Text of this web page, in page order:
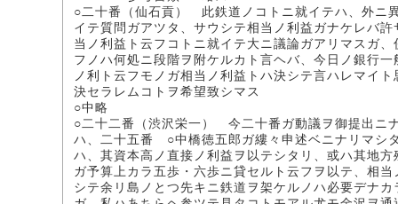
○二十番（仙石貢） 此鉄道ノコトニ就イテハ、外ニ
イテ質問ガアツタ、サウシテ相当ノ利益ガナケレバ
当ノ利益ト云フコトニ就イテ大ニ議論ガアリマスガ
フノハ何処ニ段階ヲ附ケルカト言ヘバ、今日ノ銀行
ノ利ト云フモノガ相当ノ利益トハ決シテ言ハレマイ
決セラレムコトヲ希望致シマス
○中略
○二十二番（渋沢栄一） 今二十番ガ動議ヲ御提出ニ
ハ、二十五番 ○中橋徳五郎ガ縷々申述ベニナリマシ
ハ、其資本高ノ直接ノ利益ヲ以テシタリ、或ハ其地
ガ予算上カラ五歩・六歩ニ貸セルト云フヲ以テ、相
シテ余リ島ノとつ先キニ鉄道ヲ架ケルノハ必要デナ